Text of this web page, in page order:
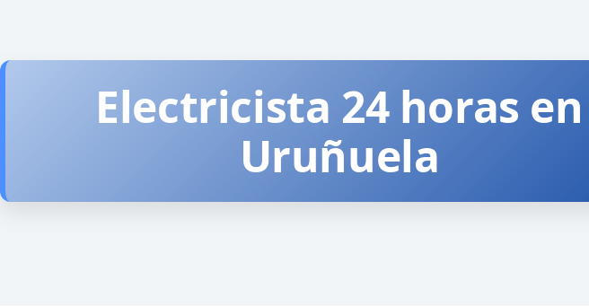
Electricista 24 horas en
Uruñuela